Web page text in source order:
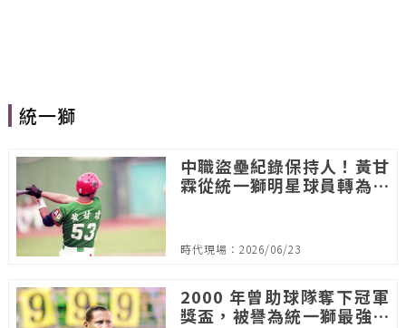
統一獅
中職盜壘紀錄保持人！黃甘
霖從統一獅明星球員轉為總
時代現場：2026/06/23
2000 年曾助球隊奪下冠軍
獎盃，被譽為統一獅最強外